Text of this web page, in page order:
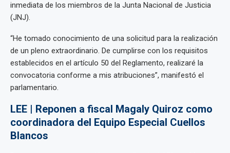
inmediata de los miembros de la Junta Nacional de Justicia
(JNJ).
“He tomado conocimiento de una solicitud para la realización
de un pleno extraordinario. De cumplirse con los requisitos
establecidos en el artículo 50 del Reglamento, realizaré la
convocatoria conforme a mis atribuciones”, manifestó el
parlamentario.
LEE | Reponen a fiscal Magaly Quiroz como
coordinadora del Equipo Especial Cuellos
Blancos